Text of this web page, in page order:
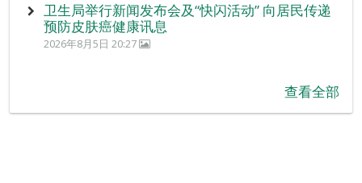
卫生局举行新闻发布会及“快闪活动” 向居民传递
预防皮肤癌健康讯息
2026年8月5日 20:27
查看全部